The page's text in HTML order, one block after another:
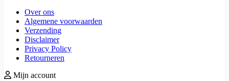
Over ons
Algemene voorwaarden
Verzending
Disclaimer
Privacy Policy
Retourneren
Mijn account